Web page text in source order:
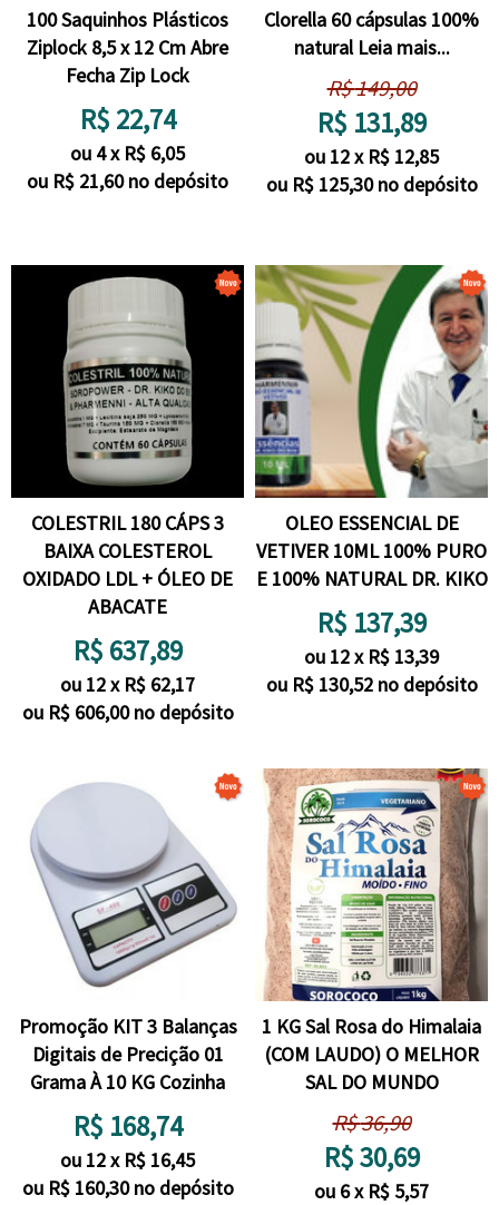
100 Saquinhos Plásticos
Ziplock 8,5 x 12 Cm Abre
Fecha Zip Lock
R$ 22,74
ou 4x R$ 6,05
ou R$ 21,60 no depósito
Clorella 60 cápsulas 100%
natural Leia mais...
R$149,00
R$ 131,89
ou 12x R$ 12,85
ou R$ 125,30 no depósito
COLESTRIL 180 CÁPS 3
BAIXA COLESTEROL
OXIDADO LDL + ÓLEO DE
ABACATE
R$ 637,89
ou 12x R$ 62,17
ou R$ 606,00 no depósito
OLEO ESSENCIAL DE
VETIVER 10ML 100% PURO
E 100% NATURAL DR. KIKO
R$ 137,39
ou 12x R$ 13,39
ou R$ 130,52 no depósito
Promoção KIT 3 Balanças
Digitais de Precição 01
Grama À 10 KG Cozinha
R$ 168,74
ou 12x R$ 16,45
ou R$ 160,30 no depósito
1 KG Sal Rosa do Himalaia
(COM LAUDO) O MELHOR
SAL DO MUNDO
R$36,90
R$30,69
ou 6x R$ 5,57